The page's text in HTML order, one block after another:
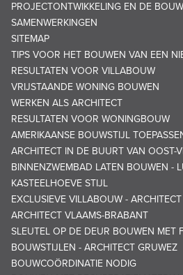
PROJECTONTWIKKELING EN DE
SAMENWERKINGEN
SITEMAP
TIPS VOOR HET BOUWEN VAN EEN
RESULTATEN VOOR VILLABOUW
VRIJSTAANDE WONING BOUWEN
WERKEN ALS ARCHITECT
RESULTATEN VOOR WONINGBOUW
AMERIKAANSE BOUWSTIJL
ARCHITECT IN DE BUURT VAN OOST-
BINNENZWEMBAD LATEN BOUWEN -
KASTEELHOEVE STIJL
EXCLUSIEVE VILLABOUW -
ARCHITECT VLAAMS-BRABANT
SLEUTEL OP DE DEUR BOUWEN MET
BOUWSTIJLEN - ARCHITECT GRUWEZ
BOUWCOÖRDINATIE NODIG